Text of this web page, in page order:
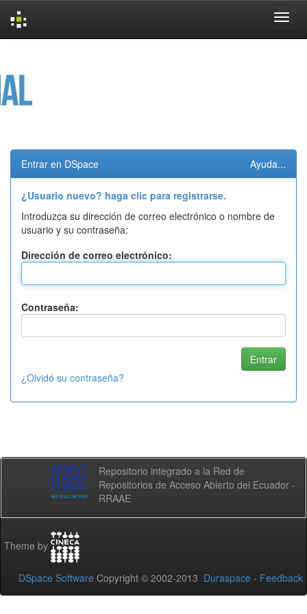
Entrar en DSpace Ayuda...
¿Usuario nuevo? haga clic para registrarse.
Introduzca su dirección de correo electrónico o nombre de
usuario y su contraseña:
Dirección de correo electrónico:
Contraseña:
¿Olvidó su contraseña?
Repositorio integrado a la Red de
Repositorios de Acceso Abierto del Ecuador -
RRAAE
Theme by
DSpace Software Copyright © 2002-2013 Duraspace - Feedback